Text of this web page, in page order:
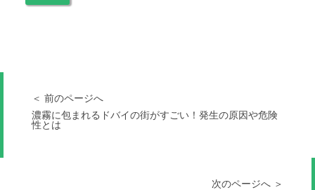
＜ 前のページへ
濃霧に包まれるドバイの街がすごい！発生の原因や危険
性とは
次のページへ ＞